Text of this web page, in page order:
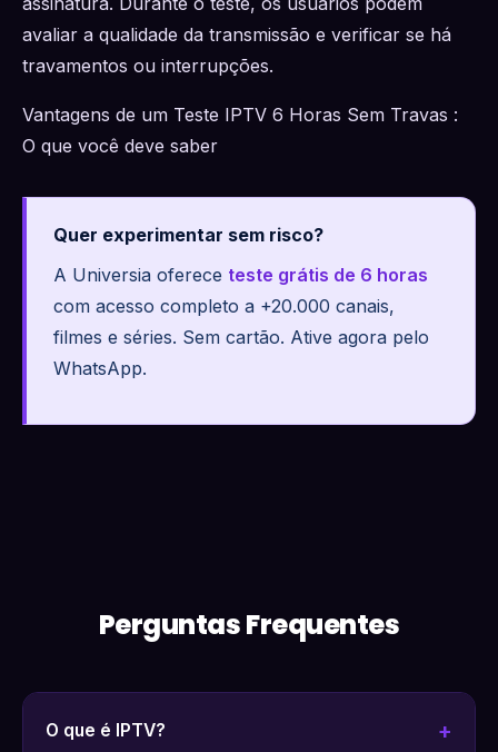
avaliar a qualidade da transmissão e verificar se há
travamentos ou interrupções.
Vantagens de um Teste IPTV 6 Horas Sem Travas :
O que você deve saber
Quer experimentar sem risco?
A Universia oferece teste grátis de 6 horas
com acesso completo a +20.000 canais,
filmes e séries. Sem cartão. Ative agora pelo
WhatsApp.
Perguntas Frequentes
O que é IPTV?